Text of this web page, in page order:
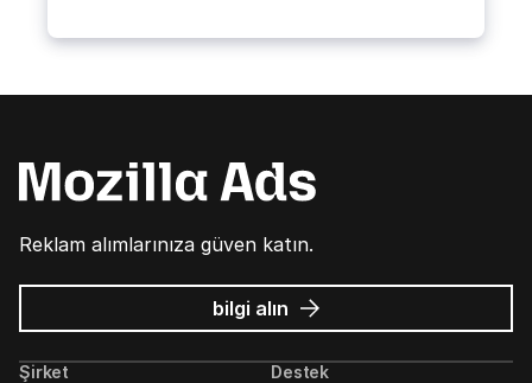
Reklam alımlarınıza güven katın.
Mozilla
Ads
hakkında
bilgi alın
Şirket Destek